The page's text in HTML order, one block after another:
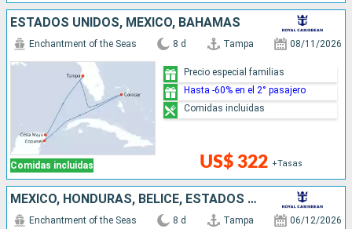
ESTADOS UNIDOS, MÉXICO, BAHAMAS
Comidas incluidas
Enchantment of the Seas 8 d Tampa 08/11/2026
US$ 322 +Tasas
Precio especial familias
Hasta -60% en el 2° pasajero
Comidas incluidas
MÉXICO, HONDURAS, BELICE, ESTADOS UNIDOS
Enchantment of the Seas 8 d Tampa 06/12/2026